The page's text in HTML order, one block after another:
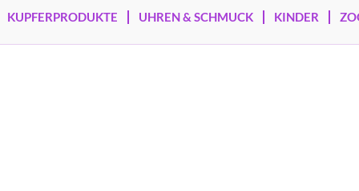
KUPFERPRODUKTE UHREN & SCHMUCK KINDER